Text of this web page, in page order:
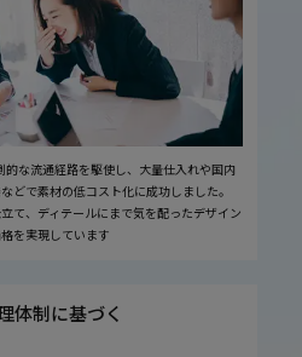
な流通経路を駆使し、大量仕入れや国内
どで素材の低コスト化に成功しました。
て、ディテールにまで気を配ったデザイン
を実現しています
体制に基づく